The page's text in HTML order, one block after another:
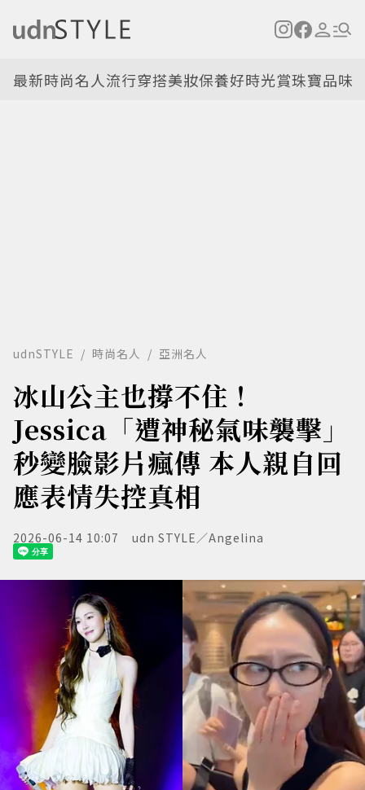
最新時尚名人流行穿搭美妝保養好時光賞珠寶品味
udnSTYLE 時尚名人 亞洲名人
冰山公主也撐不住！
Jessica「遭神秘氣味襲擊」
秒變臉影片瘋傳 本人親自回
應表情失控真相
2026-06-14 10:07 udn STYLE／Angelina